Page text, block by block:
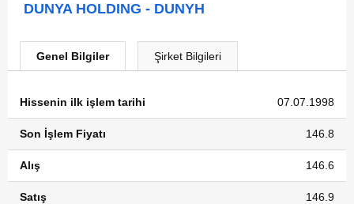
DUNYA HOLDING - DUNYH
Genel Bilgiler Şirket Bilgileri
Hissenin ilk işlem tarihi 07.07.1998
Son İşlem Fiyatı 146.8
Alış 146.6
Satış 146.9